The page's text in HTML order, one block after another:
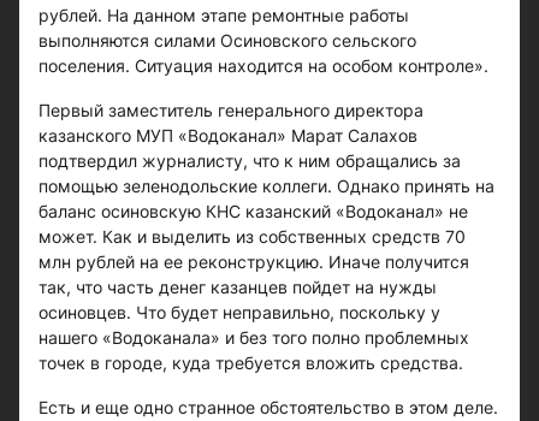
рублей. На данном этапе ремонтные работы
выполняются силами Осиновского сельского
поселения. Ситуация находится на особом контроле».
Первый заместитель генерального директора
казанского МУП «Водоканал» Марат Салахов
подтвердил журналисту, что к ним обращались за
помощью зеленодольские коллеги. Однако принять на
баланс осиновскую КНС казанский «Водоканал» не
может. Как и выделить из собственных средств 70
млн рублей на ее реконструкцию. Иначе получится
так, что часть денег казанцев пойдет на нужды
осиновцев. Что будет неправильно, поскольку у
нашего «Водоканала» и без того полно проблемных
точек в городе, куда требуется вложить средства.
Есть и еще одно странное обстоятельство в этом деле.